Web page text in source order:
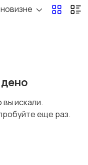
сырья,
искали.
еще раз.